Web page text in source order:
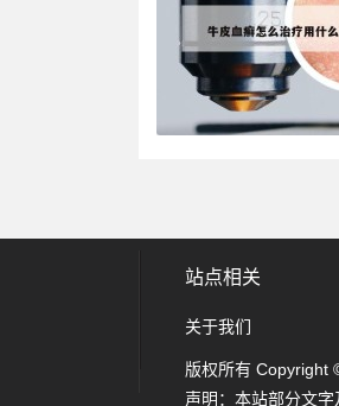
站点相关
关于我们
版权所有 Copyright
声明：本站部分文